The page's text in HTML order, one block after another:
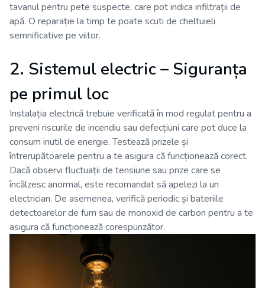
tavanul pentru pete suspecte, care pot indica infiltrații de
apă. O reparație la timp te poate scuti de cheltuieli
semnificative pe viitor.
2. Sistemul electric – Siguranța
pe primul loc
Instalația electrică trebuie verificată în mod regulat pentru a
preveni riscurile de incendiu sau defecțiuni care pot duce la
consum inutil de energie. Testează prizele și
întrerupătoarele pentru a te asigura că funcționează corect.
Dacă observi fluctuații de tensiune sau prize care se
încălzesc anormal, este recomandat să apelezi la un
electrician. De asemenea, verifică periodic și bateriile
detectoarelor de fum sau de monoxid de carbon pentru a te
asigura că funcționează corespunzător.